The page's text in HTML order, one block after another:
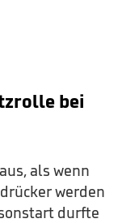
bei
als wenn
werden
durfte